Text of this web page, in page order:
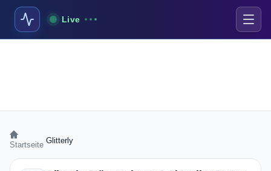
Live
Startseite Glitterly